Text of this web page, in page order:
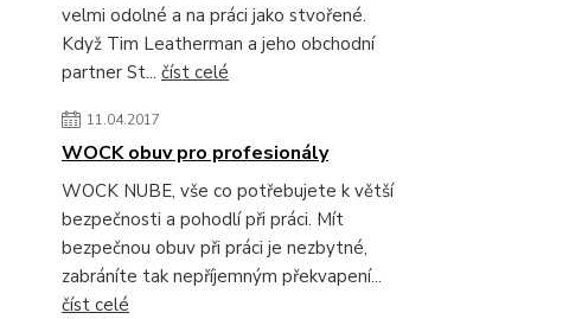
velmi odolné a na práci jako stvořené.
Když Tim Leatherman a jeho obchodní
partner St... číst celé
11.04.2017
WOCK obuv pro profesionály
WOCK NUBE, vše co potřebujete k větší
bezpečnosti a pohodlí při práci. Mít
bezpečnou obuv při práci je nezbytné,
zabráníte tak nepříjemným překvapení...
číst celé